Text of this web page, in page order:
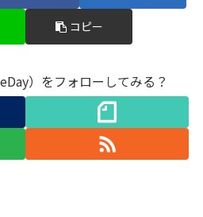
コピー
）をフォローしてみる？